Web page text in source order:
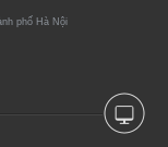
phố Hà Nội